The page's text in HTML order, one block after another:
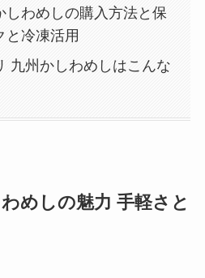
しわめしの購入方法と保
と冷凍活用
九州かしわめしはこんな
めしの魅力 手軽さと